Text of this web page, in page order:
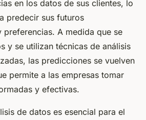
en los datos de sus clientes, lo
predecir sus futuros
A medida que se
y se utilizan técnicas de análisis
las predicciones se vuelven
permite a las empresas tomar
y efectivas.
de datos es esencial para el